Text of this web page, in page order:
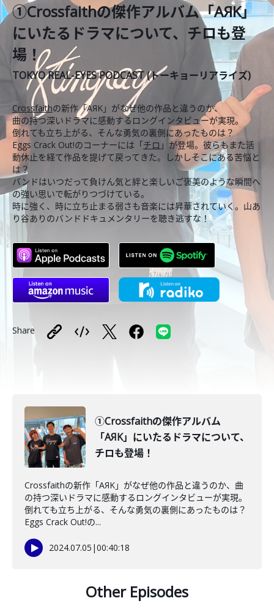
①Crossfaithの傑作アルバム「AЯK」
にいたるドラマについて、チロも登
場！
TOKYO REAL-EYES PODCAST (トーキョーリアライズ)
Crossfaithの新作「AЯK」がなぜ他の作品と違うのか、
曲の持つ深いドラマに感動するロングインタビューが実現。
倒れても立ち上がる、そんな勇気の裏側にあったものは？
Eggs Crack Out!のコーナーには「チロ 」が登場。彼らもまた活
動休止を経て作品を提げて戻ってきた。しかしそこにある苦悩と
は？
バンドはいつだって負けん気と絆と楽しいご褒美のような瞬間へ
の強い思いで転がりつづけている。
時に強く、時に立ち止まる弱さも音楽には昇華されていく。山あ
り谷ありのバンドドキュメンタリーを聴き逃すな！
Share
①Crossfaithの傑作アルバム
「AЯK」にいたるドラマについて、
チロも登場！
Crossfaithの新作「AЯK」がなぜ他の作品と違うのか、曲
の持つ深いドラマに感動するロングインタビューが実現。
倒れても立ち上がる、そんな勇気の裏側にあったものは？
Eggs Crack Out!の...
2024.07.05 |00:40:18
Other Episodes